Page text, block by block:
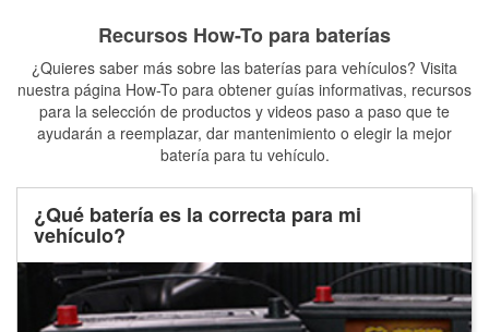
Recursos How-To para baterías
¿Quieres saber más sobre las baterías para vehículos? Visita
nuestra página How-To para obtener guías informativas, recursos
para la selección de productos y videos paso a paso que te
ayudarán a reemplazar, dar mantenimiento o elegir la mejor
batería para tu vehículo.
¿Qué batería es la correcta para mi
vehículo?